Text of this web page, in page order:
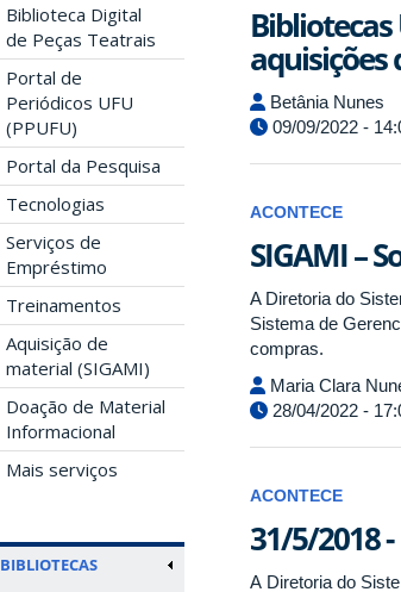
Biblioteca Digital
de Peças Teatrais
Portal de
Periódicos UFU
(PPUFU)
Portal da Pesquisa
Tecnologias
Serviços de
Empréstimo
Treinamentos
Aquisição de
material (SIGAMI)
Doação de Material
Informacional
Mais serviços
BIBLIOTECAS
Betânia Nunes
09/09/2022 -
ACONTECE
SIGAMI –
A Diretoria do
Sistema de
compras.
Maria Clara
28/04/2022 -
ACONTECE
31/5/2018
A Diretoria do